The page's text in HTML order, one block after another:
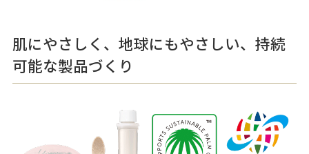
肌にやさしく、地球にもやさしい、持続
可能な製品づくり